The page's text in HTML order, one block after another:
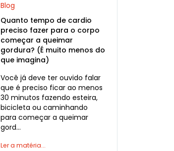
Blog
Quanto tempo de cardio
preciso fazer para o corpo
começar a queimar
gordura? (É muito menos do
que imagina)
Você já deve ter ouvido falar
que é preciso ficar ao menos
30 minutos fazendo esteira,
bicicleta ou caminhando
para começar a queimar
gord…
Ler a matéria...